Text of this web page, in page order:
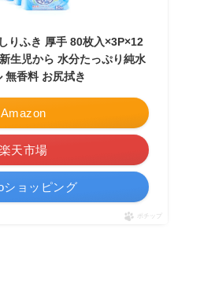
りふき 厚手 80枚入×3P×12
生児から 水分たっぷり純水
無香料 お尻拭き
Amazon
楽天市場
ショッピング
ポチップ